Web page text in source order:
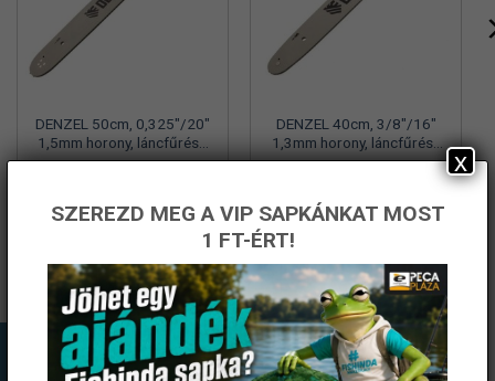
DENZEL 50cm, 0,325″/20″
1,5mm horony, láncfűrész
kard 76 fogas lánchoz
4 701Ft
DENZEL 40cm, 3/8″/16″
1,3mm horony, láncfűrész
kard 57 fogas lánchoz
4 615Ft
SZEREZD MEG A VIP SAPKÁNKAT MOST
1 FT-ÉRT!
x